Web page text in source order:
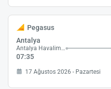
Pegasus
Antalya
Antalya Havalimanı
07:35
17 Ağustos 2026 - Pazartesi